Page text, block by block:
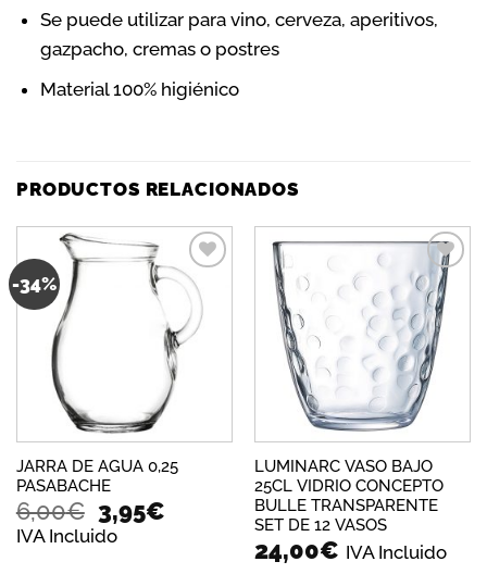
Se puede utilizar para vino, cerveza, aperitivos,
gazpacho, cremas o postres
Material 100% higiénico
PRODUCTOS RELACIONADOS
-34%
Añadir
a la
lista de
deseos
JARRA DE AGUA 0,25
PASABACHE
6,00€ El
precio
3,95€
IVA Incluido
Añadir
a la
lista de
deseos
LUMINARC VASO BAJO
25CL VIDRIO CONCEPTO
BULLE TRANSPARENTE
SET DE 12 VASOS
24,00€ IVA Incluido